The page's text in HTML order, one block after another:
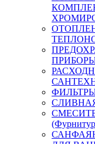
ФИЛЬТРЫ